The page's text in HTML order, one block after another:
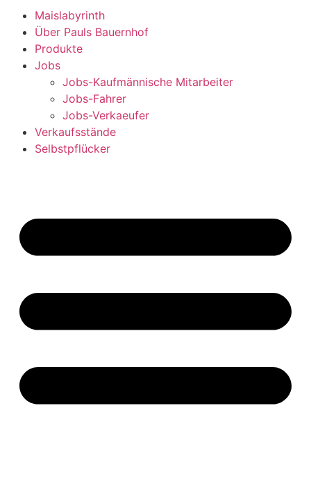
Maislabyrinth
Über Pauls Bauernhof
Produkte
Jobs
Jobs-Kaufmännische Mitarbeiter
Jobs-Fahrer
Jobs-Verkaeufer
Verkaufsstände
Selbstpflücker